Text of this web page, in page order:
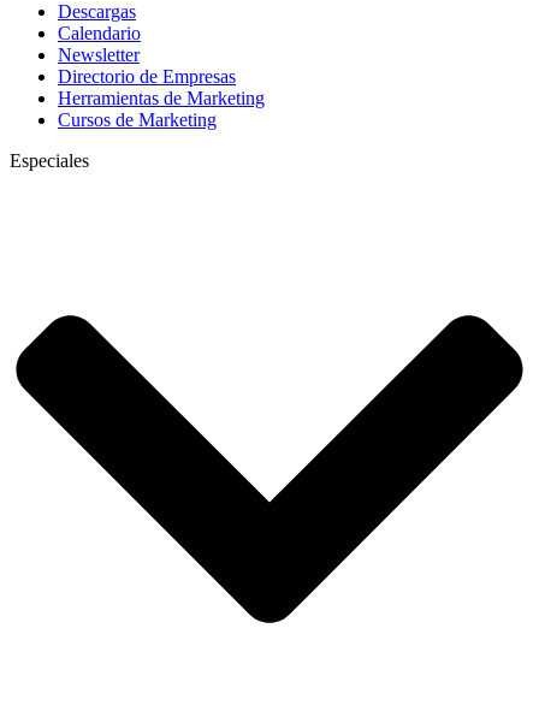
Descargas
Calendario
Newsletter
Directorio de Empresas
Herramientas de Marketing
Cursos de Marketing
Especiales